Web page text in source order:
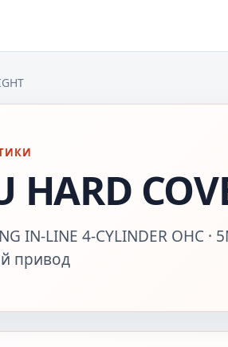
HARD
IN-LINE 4-CYLINDER OHC ·
привод